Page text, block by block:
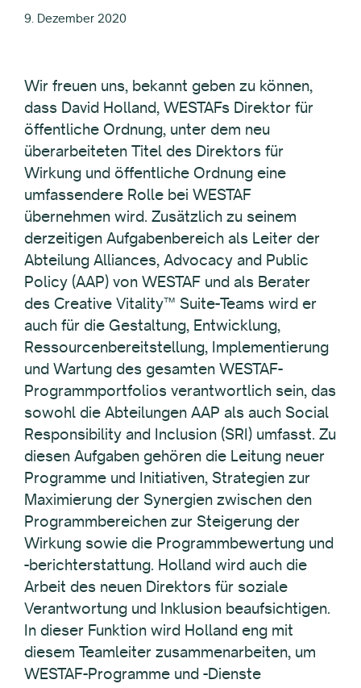
9. Dezember 2020
Wir freuen uns, bekannt geben zu können,
dass David Holland, WESTAFs Direktor für
öffentliche Ordnung, unter dem neu
überarbeiteten Titel des Direktors für
Wirkung und öffentliche Ordnung eine
umfassendere Rolle bei WESTAF
übernehmen wird. Zusätzlich zu seinem
derzeitigen Aufgabenbereich als Leiter der
Abteilung Alliances, Advocacy and Public
Policy (AAP) von WESTAF und als Berater
des Creative Vitality™ Suite-Teams wird er
auch für die Gestaltung, Entwicklung,
Ressourcenbereitstellung, Implementierung
und Wartung des gesamten WESTAF-
Programmportfolios verantwortlich sein, das
sowohl die Abteilungen AAP als auch Social
Responsibility and Inclusion (SRI) umfasst. Zu
diesen Aufgaben gehören die Leitung neuer
Programme und Initiativen, Strategien zur
Maximierung der Synergien zwischen den
Programmbereichen zur Steigerung der
Wirkung sowie die Programmbewertung und
-berichterstattung. Holland wird auch die
Arbeit des neuen Direktors für soziale
Verantwortung und Inklusion beaufsichtigen.
In dieser Funktion wird Holland eng mit
diesem Teamleiter zusammenarbeiten, um
WESTAF-Programme und -Dienste